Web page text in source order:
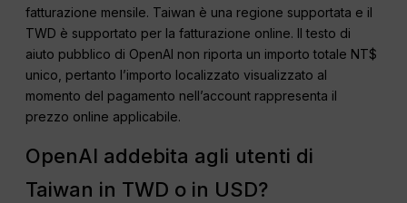
fatturazione mensile. Taiwan è una regione supportata e il
TWD è supportato per la fatturazione online. Il testo di
aiuto pubblico di OpenAI non riporta un importo totale NT$
unico, pertanto l’importo localizzato visualizzato al
momento del pagamento nell’account rappresenta il
prezzo online applicabile.
OpenAI addebita agli utenti di
Taiwan in TWD o in USD?